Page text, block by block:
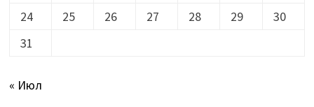
24
25 26 27 28 29
30
31
« Июл